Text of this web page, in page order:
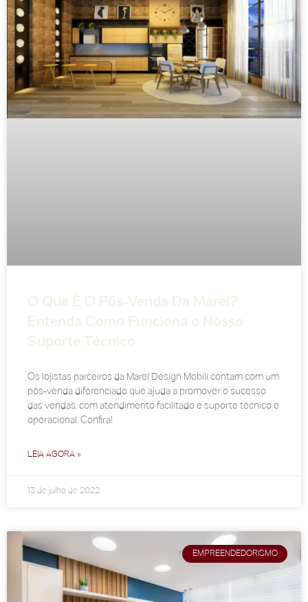
O Que É O Pós-Venda Da Marel?
Entenda Como Funciona o Nosso
Suporte Técnico
Os lojistas parceiros da Marel Design Mobili contam com um
pós-venda diferenciado que ajuda a promover o sucesso
das vendas, com atendimento facilitado e suporte técnico e
operacional. Confira!
LEIA AGORA »
13 de julho de 2022
EMPREENDEDORISMO